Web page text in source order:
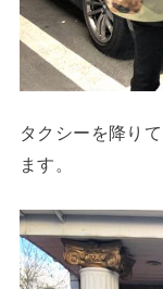
タクシーを降り
ます。